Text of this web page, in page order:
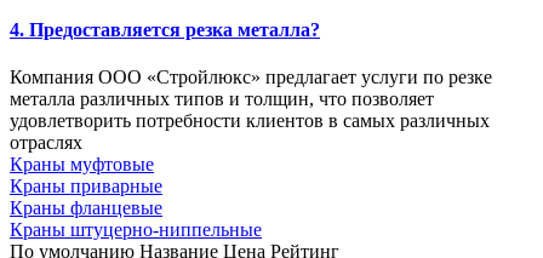
4. Предоставляется резка металла?
Компания ООО «Стройлюкс» предлагает услуги по резке
металла различных типов и толщин, что позволяет
удовлетворить потребности клиентов в самых различных
отраслях
Краны муфтовые
Краны приварные
Краны фланцевые
Краны штуцерно-ниппельные
По умолчанию Название Цена Рейтинг